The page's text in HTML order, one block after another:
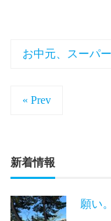
お中元、スーパ
« Prev
新着情報
願い。